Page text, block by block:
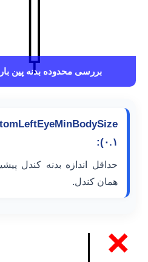
بررسی محدوده بدنه پین
۰.۱):
حداقل اندازه بدنه کندل
همان کندل.